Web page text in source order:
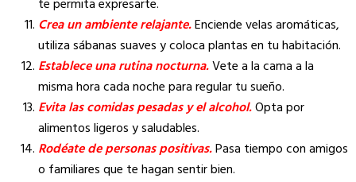
te permita expresarte.
Crea un ambiente relajante.Enciende velas aromáticas,
utiliza sábanas suaves y coloca plantas en tu habitación.
Establece una rutina nocturna.Vete a la cama a la
misma hora cada noche para regular tu sueño.
Evita las comidas pesadas y el alcohol.Opta por
alimentos ligeros y saludables.
Rodéate de personas positivas.Pasa tiempo con amigos
o familiares que te hagan sentir bien.